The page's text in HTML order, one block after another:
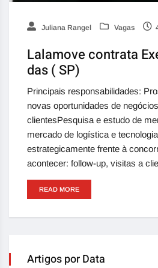
Juliana Rangel Vagas
Lalamove contrata
das ( SP)
Principais responsabilidades:
novas oportunidades de
clientesPesquisa e estudo de
mercado de logística e
estrategicamente frente à
acontecer: follow-up, visitas a
READ MORE
Artigos por Data